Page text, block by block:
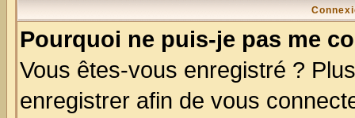
Pourquoi ne puis-je pas me
Vous êtes-vous enregistré ?
enregistrer afin de vous